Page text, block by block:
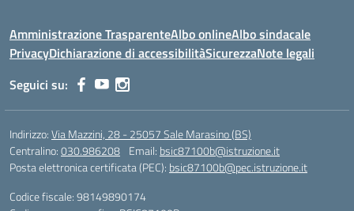
Amministrazione TrasparenteAlbo onlineAlbo sindacale
PrivacyDichiarazione di accessibilitàSicurezzaNote legali
Seguici su:
Indirizzo:Via Mazzini, 28 - 25057 Sale Marasino (BS)
Centralino:030.986208 Email: bsic87100b@istruzione.it
Posta elettronica certificata (PEC): bsic87100b@pec.istruzione.it
Codice fiscale: 98149890174